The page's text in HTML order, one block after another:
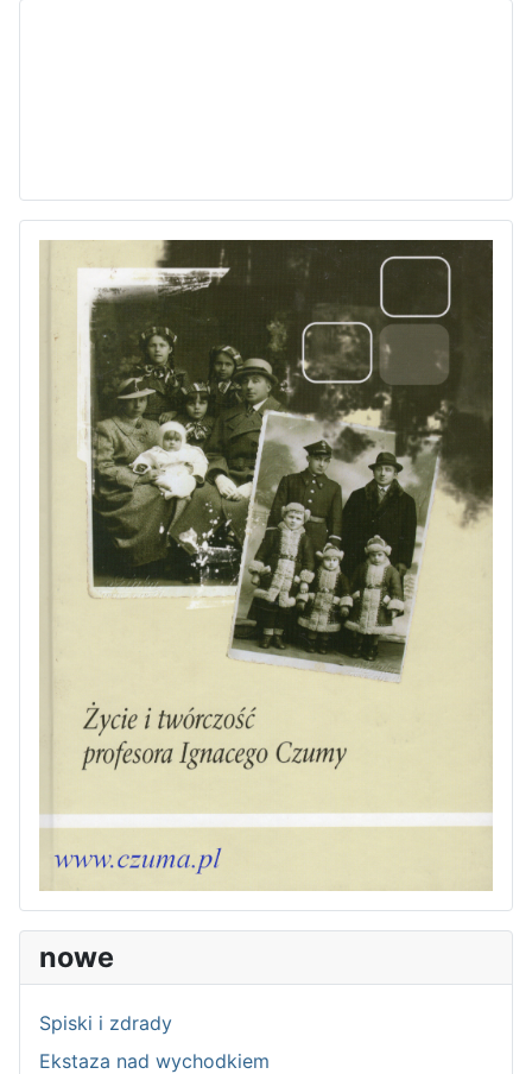
nowe
Spiski i zdrady
Ekstaza nad wychodkiem